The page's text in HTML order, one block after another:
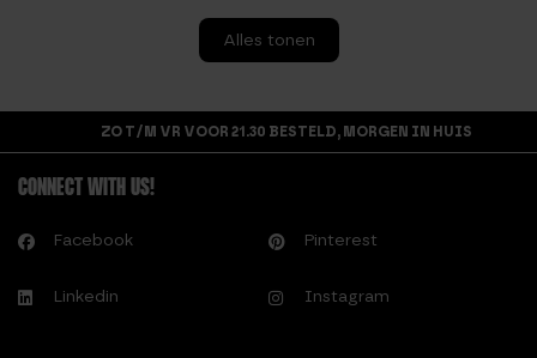
Alles tonen
ZO T/M VR VOOR 21.30 BESTELD, MORGEN IN HUIS
CONNECT WITH US!
Facebook Pinterest
Linkedin Instagram